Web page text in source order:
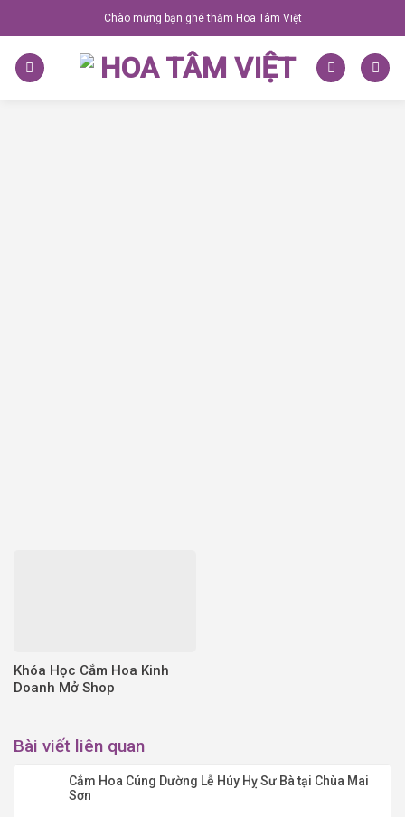
to
content
Chào mừng bạn ghé thăm Hoa Tâm Việt
Khóa Học Cắm Hoa Kinh
Doanh Mở Shop
Bài viết liên quan
Cắm Hoa Cúng Dường Lễ Húy Hỵ Sư Bà tại Chùa Mai
Sơn